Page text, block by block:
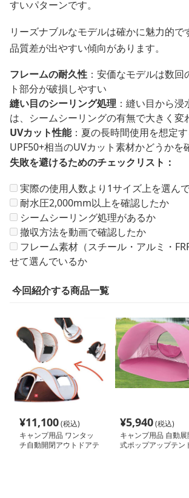
すいパターンです。
リーズナブルなモデルは確かに魅力的で
品質差が出やすい傾向があります。
フレームの耐久性 ：安価なモデルは数
ト部分が破損しやすい
縫い目のシーリング処理 ：縫い目から
は、シームシーリングの有無で大きく変
UVカット性能：夏の長時間使用を想定す
UPF50+相当のUVカット素材かどうかを
失敗を避けるためのチェックリスト：
実際の使用人数より1サイズ上を選ん
耐水圧2,000mm以上を確認したか
シームシーリング処理があるか
撤収方法を動画で確認したか
フレーム素材（スチール・アルミ・
せて選んでいるか
今回紹介する商品一覧
¥11,100(税込)
キャンプ用品 ワンタッ
チ自動開閉アウトドアテ
¥5,940(税込)
キャンプ用品 自動展
式ポップアップテン